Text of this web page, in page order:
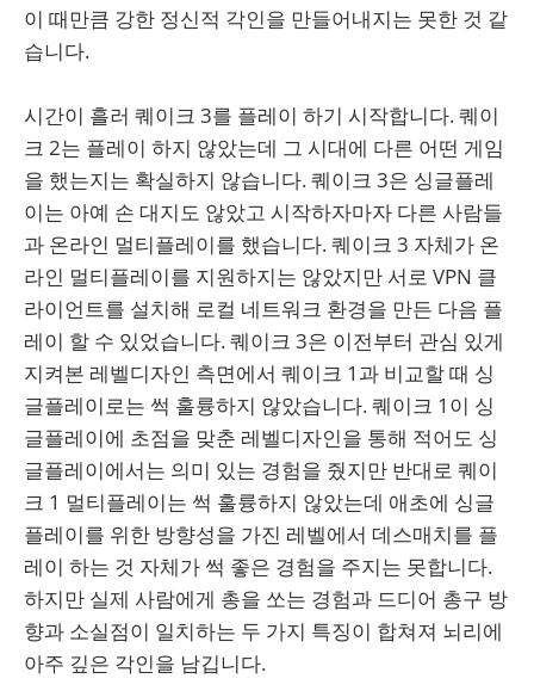
이 때만큼 강한 정신적 각인을 만들어내지는 못한 것 같
습니다.
시간이 흘러 퀘이크 3를 플레이 하기 시작합니다. 퀘이
크 2는 플레이 하지 않았는데 그 시대에 다른 어떤 게임
을 했는지는 확실하지 않습니다. 퀘이크 3은 싱글플레
이는 아예 손 대지도 않았고 시작하자마자 다른 사람들
과 온라인 멀티플레이를 했습니다. 퀘이크 3 자체가 온
라인 멀티플레이를 지원하지는 않았지만 서로 VPN 클
라이언트를 설치해 로컬 네트워크 환경을 만든 다음 플
레이 할 수 있었습니다. 퀘이크 3은 이전부터 관심 있게
지켜본 레벨디자인 측면에서 퀘이크 1과 비교할 때 싱
글플레이로는 썩 훌륭하지 않았습니다. 퀘이크 1이 싱
글플레이에 초점을 맞춘 레벨디자인을 통해 적어도 싱
글플레이에서는 의미 있는 경험을 줬지만 반대로 퀘이
크 1 멀티플레이는 썩 훌륭하지 않았는데 애초에 싱글
플레이를 위한 방향성을 가진 레벨에서 데스매치를 플
레이 하는 것 자체가 썩 좋은 경험을 주지는 못합니다.
하지만 실제 사람에게 총을 쏘는 경험과 드디어 총구 방
향과 소실점이 일치하는 두 가지 특징이 합쳐져 뇌리에
아주 깊은 각인을 남깁니다.